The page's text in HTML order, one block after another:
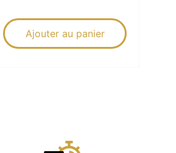
Ajouter au panier